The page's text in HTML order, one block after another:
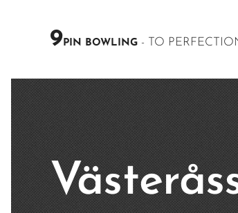
9 PIN BOWLING - TO